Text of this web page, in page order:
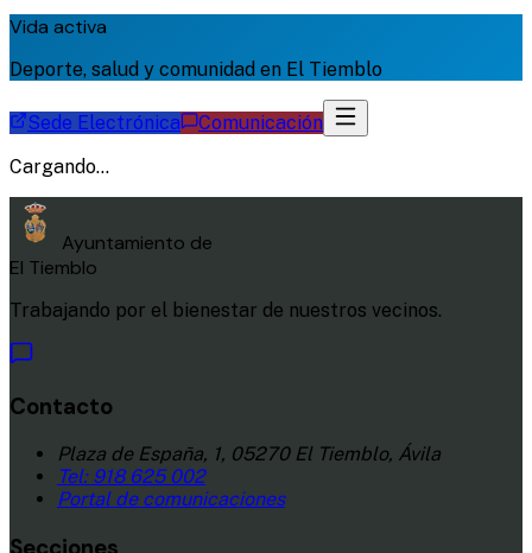
Vida activa
Deporte, salud y comunidad en El Tiemblo
Sede Electrónica
Comunicación
Cargando...
Ayuntamiento de
El Tiemblo
Trabajando por el bienestar de nuestros vecinos.
Contacto
Plaza de España, 1, 05270 El Tiemblo, Ávila
Tel: 918 625 002
Portal de comunicaciones